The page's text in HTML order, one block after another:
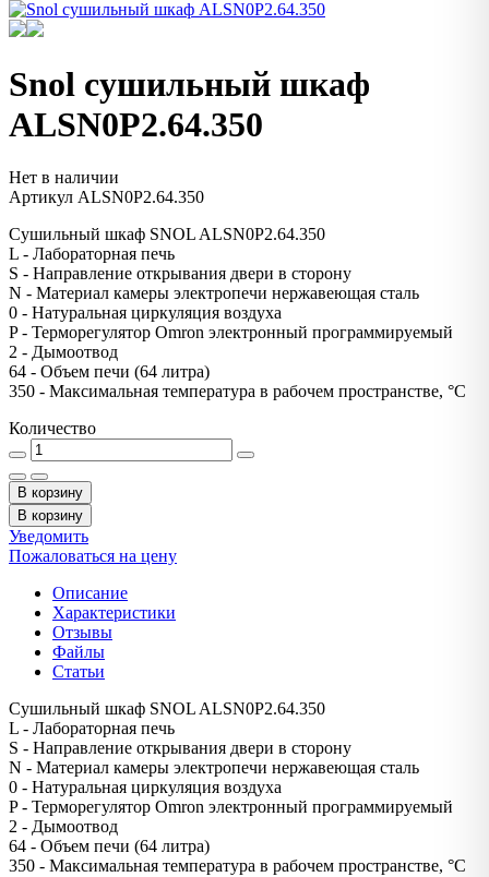
Snol сушильный шкаф
ALSN0P2.64.350
Нет в наличии
Артикул ALSN0P2.64.350
Сушильный шкаф SNOL ALSN0P2.64.350
L - Лабораторная печь
S - Направление открывания двери в сторону
N - Материал камеры электропечи нержавеющая сталь
0 - Натуральная циркуляция воздуха
P - Терморегулятор Omron электронный программируемый
2 - Дымоотвод
64 - Объем печи (64 литра)
350 - Максимальная температура в рабочем пространстве, °С
Количество
В корзину
В корзину
Уведомить
Пожаловаться на цену
Описание
Характеристики
Отзывы
Файлы
Статьи
Сушильный шкаф SNOL ALSN0P2.64.350
L - Лабораторная печь
S - Направление открывания двери в сторону
N - Материал камеры электропечи нержавеющая сталь
0 - Натуральная циркуляция воздуха
P - Терморегулятор Omron электронный программируемый
2 - Дымоотвод
64 - Объем печи (64 литра)
350 - Максимальная температура в рабочем пространстве, °С